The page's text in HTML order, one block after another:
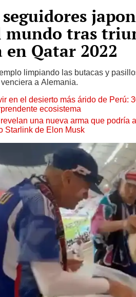
mundo tras
Qatar 2022
limpiando las butacas y
a Alemania.
en el desierto más árido de Perú:
ecosistema
una nueva arma que podría
Starlink de Elon Musk